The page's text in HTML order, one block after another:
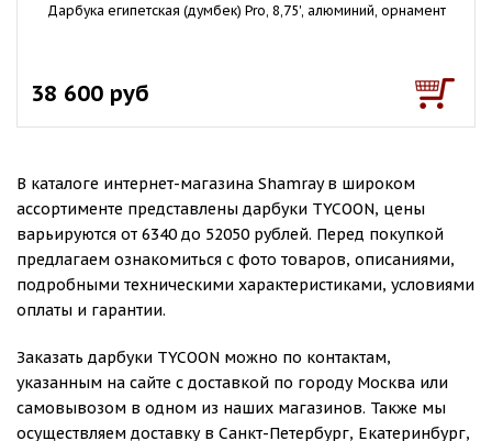
Дарбука египетская (думбек) Pro, 8,75', алюминий, орнамент
38 600 руб
В каталоге интернет-магазина Shamray в широком
ассортименте представлены дарбуки TYCOON, цены
варьируются от 6340 до 52050 рублей. Перед покупкой
предлагаем ознакомиться с фото товаров, описаниями,
подробными техническими характеристиками, условиями
оплаты и гарантии.
Заказать дарбуки TYCOON можно по контактам,
указанным на сайте с доставкой по городу Москва или
самовывозом в одном из наших магазинов. Также мы
осуществляем доставку в Санкт-Петербург, Екатеринбург,